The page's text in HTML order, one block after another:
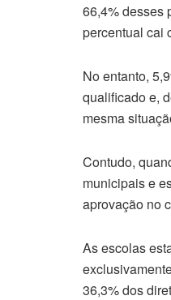
66,4% desses
percentual cai
No entanto,
qualificado e,
mesma
Contudo,
municipais e
aprovação no
As escolas
36,3% dos